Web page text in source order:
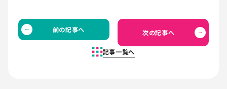
前の記事へ
記事一覧へ
次の記事へ